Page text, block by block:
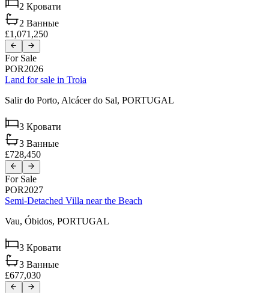
2 Кровати
2 Ванные
£1,071,250
For Sale
POR2026
Land for sale in Troia
Salir do Porto, Alcácer do Sal, PORTUGAL
3 Кровати
3 Ванные
£728,450
For Sale
POR2027
Semi-Detached Villa near the Beach
Vau, Óbidos, PORTUGAL
3 Кровати
3 Ванные
£677,030